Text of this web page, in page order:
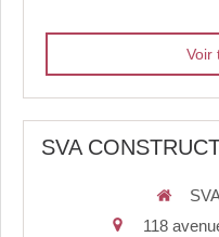
Voir
SVA
118